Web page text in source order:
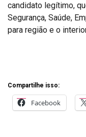
candidato legítimo,
Segurança, Saúde,
para região e o
Compartilhe isso:
Facebook